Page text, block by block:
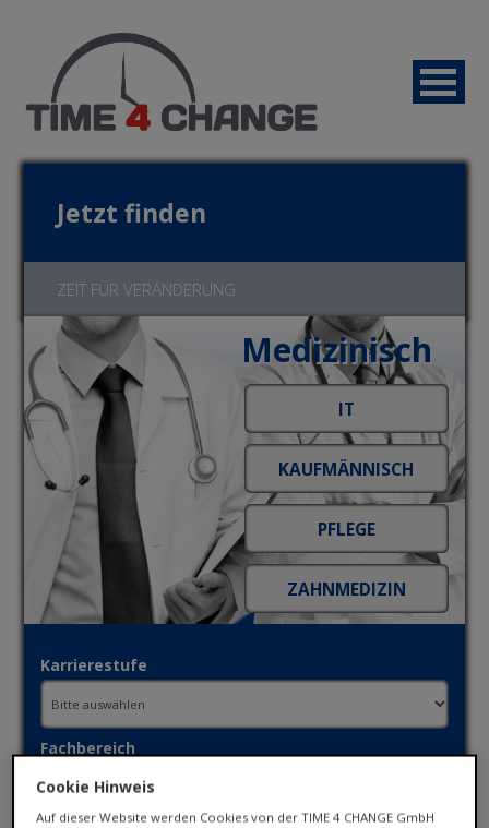
Jetzt bewerben!
Jetzt finden
ZEIT FÜR VERÄNDERUNG
Medizinisch
Karrierestufe
Fachbereich
Cookie Hinweis
Auf dieser Website werden Cookies von der TIME 4 CHANGE GmbH